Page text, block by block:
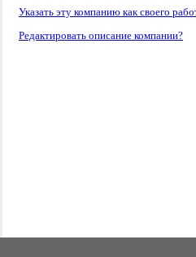
Указать эту компанию как своего
Редактировать описание компании?